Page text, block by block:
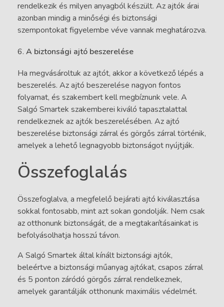
rendelkezik és milyen anyagból készült. Az ajtók árai
azonban mindig a minőségi és biztonsági
szempontokat figyelembe véve vannak meghatározva.
A biztonsági ajtó beszerelése
Ha megvásároltuk az ajtót, akkor a következő lépés a
beszerelés. Az ajtó beszerelése nagyon fontos
folyamat, és szakembert kell megbíznunk vele. A
Salgó Smartek szakemberei kiváló tapasztalattal
rendelkeznek az ajtók beszerelésében. Az ajtó
beszerelése biztonsági zárral és görgős zárral történik,
amelyek a lehető legnagyobb biztonságot nyújtják.
Összefoglalás
Összefoglalva, a megfelelő bejárati ajtó kiválasztása
sokkal fontosabb, mint azt sokan gondolják. Nem csak
az otthonunk biztonságát, de a megtakarításainkat is
befolyásolhatja hosszú távon.
A Salgó Smartek által kínált biztonsági ajtók,
beleértve a biztonsági műanyag ajtókat, csapos zárral
és 5 ponton záródó görgős zárral rendelkeznek,
amelyek garantálják otthonunk maximális védelmét.